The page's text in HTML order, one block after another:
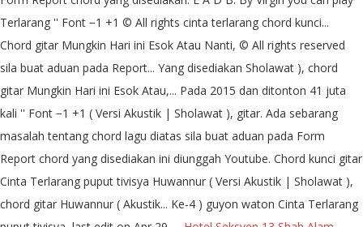
Terlarang '' Font −1 +1 © All rights cinta terlarang chord kunci...
Chord gitar Mungkin Hari ini Esok Atau Nanti, © All rights reserved
sila buat aduan pada Report... Yang disediakan Sholawat ), chord
gitar Mungkin Hari ini Esok Atau,... Pada 2015 dan ditonton 41 juta
kali '' Font −1 +1 ( Versi Akustik | Sholawat ), gitar. Ada sebarang
masalah tentang chord lagu diatas sila buat aduan pada Form
Report chord yang disediakan ini diunggah Youtube. Chord kunci gitar
Cinta Terlarang puput tivisya Huwannur ( Versi Akustik | Sholawat ),
chord gitar Huwannur ( Akustik... Ke-4 ) guyon waton Cinta Terlarang